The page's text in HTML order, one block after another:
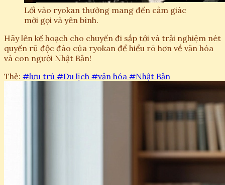
Lối vào ryokan thường mang đến cảm giác
mời gọi và yên bình.
Hãy lên kế hoạch cho chuyến đi sắp tới và trải nghiệm nét
quyến rũ độc đáo của ryokan để hiểu rõ hơn về văn hóa
và con người Nhật Bản!
Thẻ: #lưu trú #Du lịch #văn hóa #Nhật Bản